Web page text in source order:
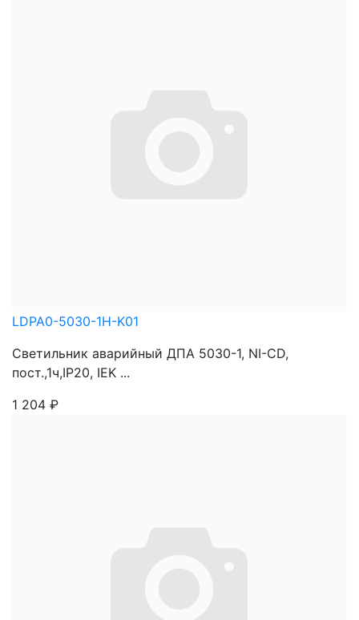
LDPA0-5030-1H-K01
Светильник аварийный ДПА 5030-1, NI-CD,
пост.,1ч,IP20, IEK ...
1 204 ₽